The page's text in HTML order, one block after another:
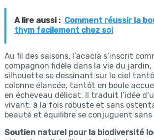
A lire aussi : Comment réussir la
thym facilement chez soi
Au fil des saisons, l’acacia s’inscrit
compagnon fidèle dans la vie du jardin,
silhouette se dessinant sur le ciel
colonne élancée, tantôt en boule
en écheveau délicat. Il traduit l’idée
vivant, à la fois robuste et sans
beauté et équilibre se conjuguent
Soutien naturel pour la biodiversité